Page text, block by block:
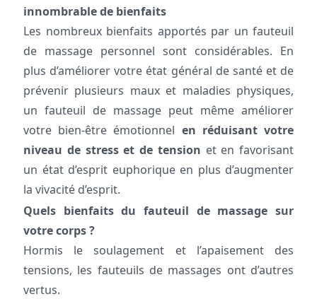
innombrable de bienfaits
Les nombreux bienfaits apportés par un fauteuil
de massage personnel sont considérables. En
plus d’améliorer votre état général de santé et de
prévenir plusieurs maux et maladies physiques,
un fauteuil de massage peut même améliorer
votre bien-être émotionnel en réduisant votre
niveau de stress et de tension et en favorisant
un état d’esprit euphorique en plus d’augmenter
la vivacité d’esprit.
Quels bienfaits du fauteuil de massage sur
votre corps ?
Hormis le soulagement et l’apaisement des
tensions, les fauteuils de massages ont d’autres
vertus.